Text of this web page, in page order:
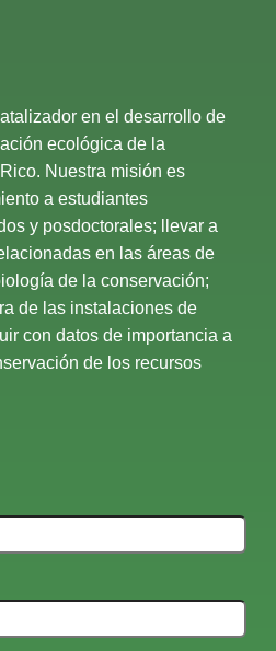
en el desarrollo de
ecológica de la
Nuestra misión es
a estudiantes
y posdoctorales; llevar a
en las áreas de
de la conservación;
de las instalaciones de
con datos de importancia a
de los recursos